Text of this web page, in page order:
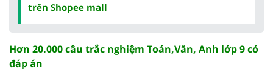
trên Shopee mall
Hơn 20.000 câu trắc nghiệm Toán,Văn, Anh lớp 9 có
đáp án